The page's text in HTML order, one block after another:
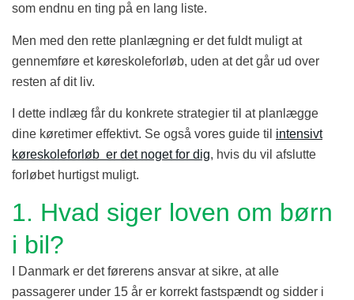
som endnu en ting på en lang liste.
Men med den rette planlægning er det fuldt muligt at
gennemføre et køreskoleforløb, uden at det går ud over
resten af dit liv.
I dette indlæg får du konkrete strategier til at planlægge
dine køretimer effektivt. Se også vores guide til intensivt
køreskoleforløb er det noget for dig, hvis du vil afslutte
forløbet hurtigst muligt.
1. Hvad siger loven om børn
i bil?
I Danmark er det førerens ansvar at sikre, at alle
passagerer under 15 år er korrekt fastspændt og sidder i